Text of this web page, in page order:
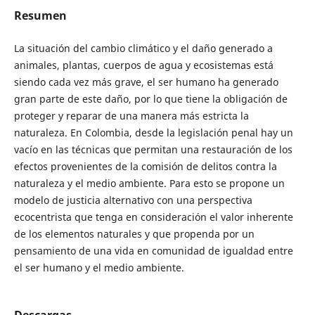
Resumen
La situación del cambio climático y el daño generado a
animales, plantas, cuerpos de agua y ecosistemas está
siendo cada vez más grave, el ser humano ha generado
gran parte de este daño, por lo que tiene la obligación de
proteger y reparar de una manera más estricta la
naturaleza. En Colombia, desde la legislación penal hay un
vacío en las técnicas que permitan una restauración de los
efectos provenientes de la comisión de delitos contra la
naturaleza y el medio ambiente. Para esto se propone un
modelo de justicia alternativo con una perspectiva
ecocentrista que tenga en consideración el valor inherente
de los elementos naturales y que propenda por un
pensamiento de una vida en comunidad de igualdad entre
el ser humano y el medio ambiente.